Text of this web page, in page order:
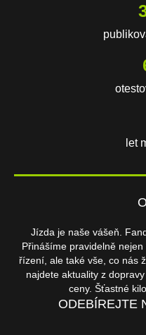
let
Jízda je naše vášeň.
Přinášíme pravidelně
řízení, ale také vše, co nás
najdete aktuality z
ceny. Šťastné
ODEBÍREJTE